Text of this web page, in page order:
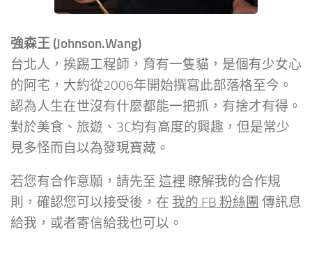
強森王 (Johnson.Wang)
台北人，挨踢工程師，育有一隻貓，是個有少女心
的阿宅，大約從2006年開始撰寫此部落格至今。
認為人生在世沒有什麼都能一把抓，有捨才有得。
對於美食、旅遊、3C均有高度的興趣，但是常少
見多怪而自以為發現寶藏。
若您有合作意願，請先至 這裡 瞭解我的合作規
則，確認您可以接受後，在 我的 FB 粉絲團 傳訊息
給我，或者寄信給我也可以。